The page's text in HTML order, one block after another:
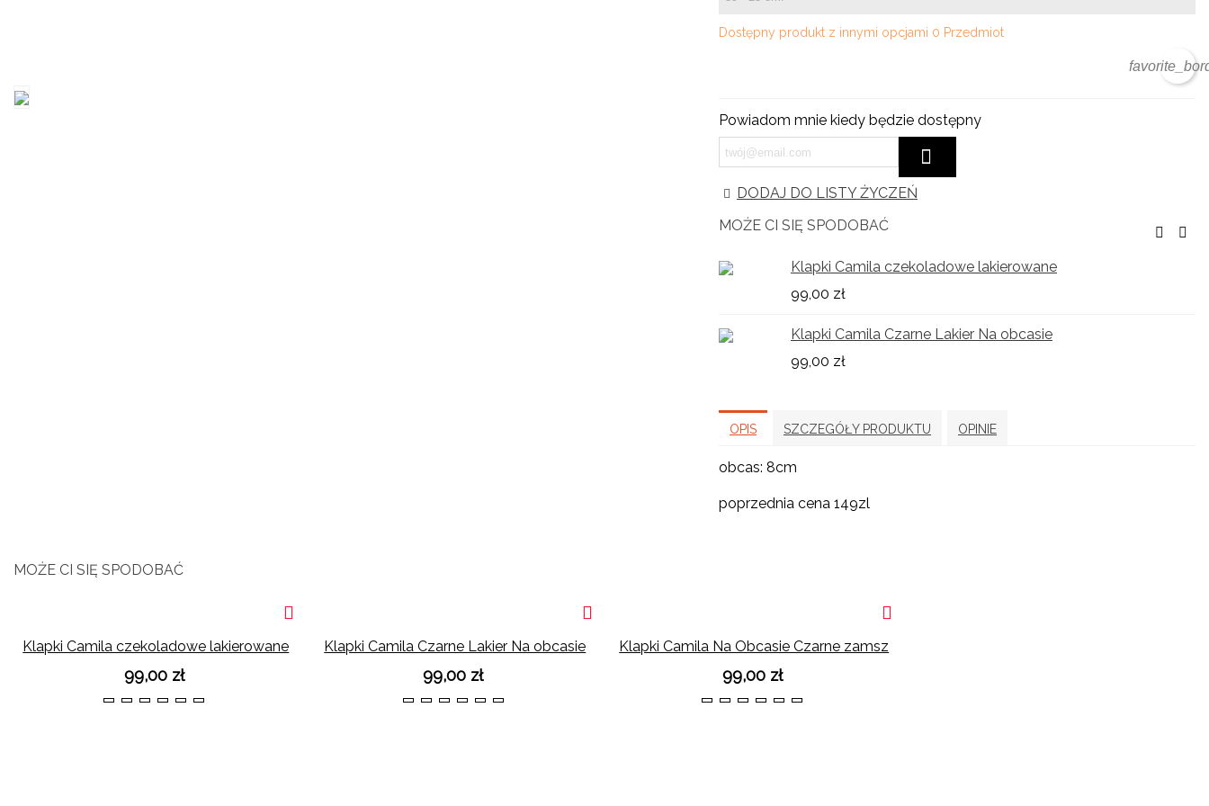
Dostępny produkt z innymi opcjami 0 Przedmiot
Powiadom mnie kiedy będzie dostępny
DODAJ DO LISTY ŻYCZEŃ
MOŻE CI SIĘ SPODOBAĆ
Klapki Camila czekoladowe lakierowane
99,00 zł
Klapki Camila Czarne Lakier Na obcasie
99,00 zł
OPIS SZCZEGÓŁY PRODUKTU OPINIE
obcas: 8cm
poprzednia cena 149zl
MOŻE CI SIĘ SPODOBAĆ
Klapki Camila czekoladowe lakierowane
99,00 zł
363738394041
Klapki Camila Czarne Lakier Na obcasie
99,00 zł
363738394041
Klapki Camila Na Obcasie Czarne zamsz
99,00 zł
363738394041